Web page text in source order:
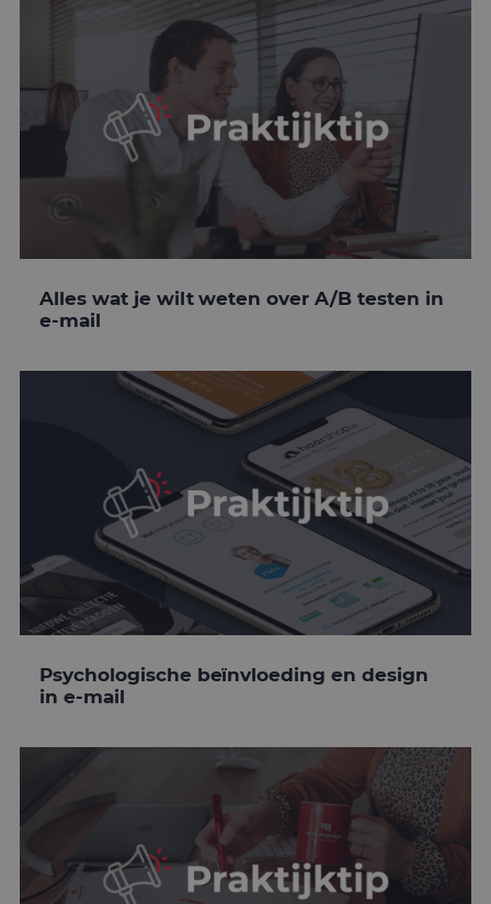
Alles wat je wilt weten over A/B testen in
e-mail
Psychologische beïnvloeding en design
in e-mail